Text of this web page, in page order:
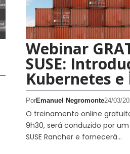
Webinar
SUSE:
Kubernetes e
PorEmanuel Negromonte24/03/
O treinamento online
9h30, será conduzido por
SUSE Rancher e fornecerá…